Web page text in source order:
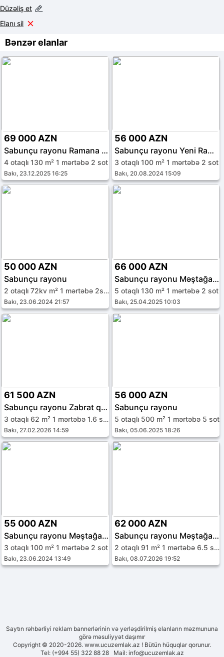
Düzəliş et
Elanı sil
Bənzər elanlar
69 000 AZN
Sabunçu rayonu Ramana qəs.
4 otaqlı 130 m² 1 mərtəbə 2 sot
Bakı, 23.12.2025 16:25
56 000 AZN
Sabunçu rayonu Yeni Ramana
3 otaqlı 100 m² 1 mərtəbə 2 sot
Bakı, 20.08.2024 15:09
50 000 AZN
Sabunçu rayonu
2 otaqlı 72kv m² 1 mərtəbə 2sot sot
Bakı, 23.06.2024 21:57
66 000 AZN
Sabunçu rayonu Məştağa qəs.
5 otaqlı 130 m² 1 mərtəbə 2 sot
Bakı, 25.04.2025 10:03
61 500 AZN
Sabunçu rayonu Zabrat qəs.
3 otaqlı 62 m² 1 mərtəbə 1.6 sot
Bakı, 27.02.2026 14:59
56 000 AZN
Sabunçu rayonu
5 otaqlı 500 m² 1 mərtəbə 5 sot
Bakı, 05.06.2025 18:26
55 000 AZN
Sabunçu rayonu Məştağa qəs.
3 otaqlı 100 m² 1 mərtəbə 2 sot
Bakı, 23.06.2024 13:49
62 000 AZN
Sabunçu rayonu Məştağa qəs.
2 otaqlı 91 m² 1 mərtəbə 6.5 sot
Bakı, 08.07.2026 19:52
Saytın rəhbərliyi reklam bannerlərinin və yerləşdirilmiş elanların məzmununa
görə məsuliyyət daşımır
Copyright © 2020-2026. www.ucuzemlak.az ! Bütün hüquqlar qorunur.
Tel: (+994 55) 322 88 28 Mail: info@ucuzemlak.az